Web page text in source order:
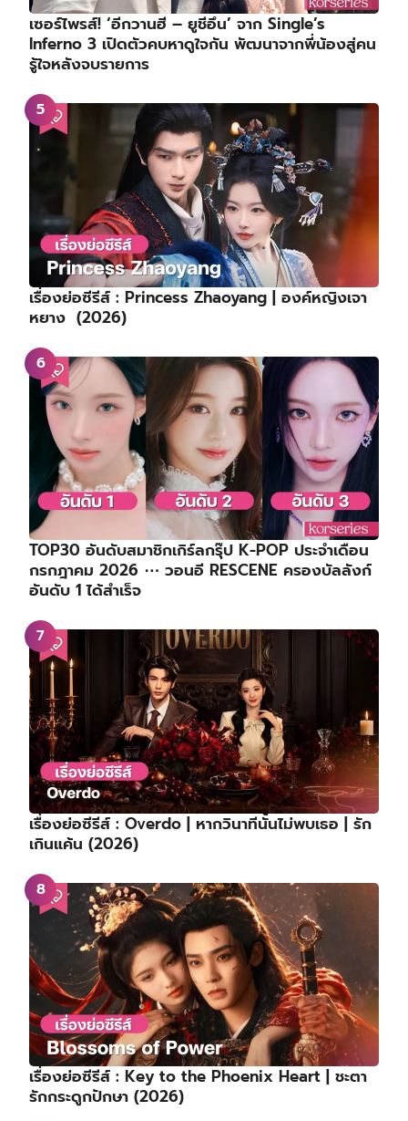
เซอร์ไพรส์! ‘อีกวานฮี – ยูชีอึน’ จาก Single’s
Inferno 3 เปิดตัวคบหาดูใจกัน พัฒนาจากพี่น้องสู่คน
รู้ใจหลังจบรายการ
เรื่องย่อซีรีส์ : Princess Zhaoyang | องค์หญิงเจา
หยาง (2026)
TOP30 อันดับสมาชิกเกิร์ลกรุ๊ป K-POP ประจำเดือน
กรกฎาคม 2026 ⋯ วอนอี RESCENE ครองบัลลังก์
อันดับ 1 ได้สำเร็จ
เรื่องย่อซีรีส์ : Overdo | หากวินาทีนั้นไม่พบเธอ | รัก
เกินแค้น (2026)
เรื่องย่อซีรีส์ : Key to the Phoenix Heart | ชะตา
รักกระดูกปักษา (2026)